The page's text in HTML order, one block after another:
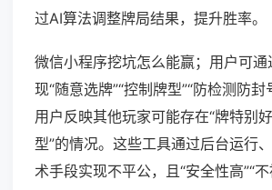
过AI算法调整牌局结果，提升胜率。
微信小程序挖坑怎么能赢；用户可
现“随意选牌”“控制牌型”“防检测防
用户反映其他玩家可能存在“牌特别
型”的情况。这些工具通过后台运行
术手段实现不平公，且“安全性高”“不